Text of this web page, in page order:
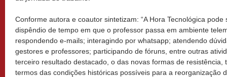
Conforme autora e coautor sintetizam: “A Hora Tecnológica
dispêndio de tempo em que o professor passa em ambiente
respondendo e-mails; interagindo por whatsapp; atendendo
gestores e professores; participando de fóruns, entre outras
terceiro resultado destacado, o das novas formas de
termos das condições históricas possíveis para a reorganização